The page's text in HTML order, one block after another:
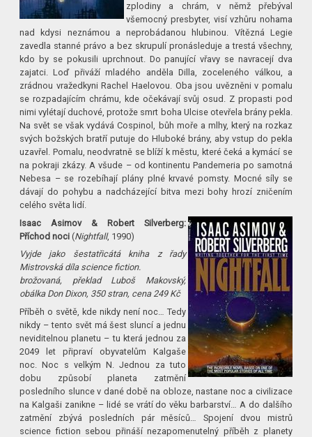
zplodiny a chrám, v němž přebýval
všemocný presbyter, visí vzhůru nohama
nad kdysi neznámou a neprobádanou hlubinou. Vítězná Legie
zavedla stanné právo a bez skrupulí pronásleduje a trestá všechny,
kdo by se pokusili uprchnout. Do panující vřavy se navracejí dva
zajatci. Loď přiváží mladého anděla Dilla, zoceleného válkou, a
zrádnou vražedkyni Rachel Haelovou. Oba jsou uvězněni v pomalu
se rozpadajícím chrámu, kde očekávají svůj osud. Z propasti pod
nimi vylétají duchové, protože smrt boha Ulcise otevřela brány pekla.
Na svět se však vydává Cospinol, bůh moře a mlhy, který na rozkaz
svých božských bratří putuje do Hluboké brány, aby vstup do pekla
uzavřel. Pomalu, neodvratně se blíží k městu, které čeká a kymácí se
na pokraji zkázy. A všude – od kontinentu Pandemeria po samotná
Nebesa – se rozebíhají plány plné krvavé pomsty. Mocné síly se
dávají do pohybu a nadcházející bitva mezi bohy hrozí zničením
celého světa lidí.
Isaac Asimov & Robert Silverberg:
Příchod noci (Nightfall, 1990)
Vyjde jako šestatřicátá kniha z řady
Mistrovská díla science fiction.
brožovaná, překlad Luboš Makovský,
obálka Don Dixon, 350 stran, cena 249 Kč
Příběh o světě, kde nikdy není noc… Tedy
nikdy – tento svět má šest sluncí a jednu
neviditelnou planetu – tu která jednou za
2049 let připraví obyvatelům Kalgaše
noc. Noc s velkým N. Jednou za tuto
dobu způsobí planeta zatmění
posledního slunce v dané době na obloze, nastane noc a civilizace
na Kalgaši zanikne – lidé se vrátí do věku barbarství… A do dalšího
zatmění zbývá posledních pár měsíců… Spojení dvou mistrů
science fiction sebou přináší nezapomenutelný příběh z planety